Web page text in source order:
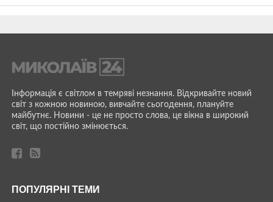
Інформація є світлом в темряві незнання. Відкривайте новий
світ з кожною новиною, вивчайте сьогодення, плануйте
майбутнє. Новини - це не просто слова, це вікна в широкий
світ, що постійно змінюється.
ПОПУЛЯРНІ ТЕМИ